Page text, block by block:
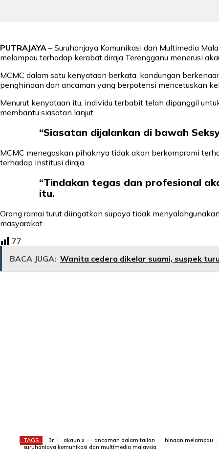
PUTRAJAYA – Suruhanjaya Komunikasi dan Multimedia
melampau terhadap kerabat diraja Terengganu menerusi
MCMC dalam satu kenyataan berkata, kandungan
penghinaan dan ancaman yang berpotensi mencetuskan
Menurut kenyataan itu, individu terbabit telah dipanggil
membantu siasatan lanjut.
“Siasatan dijalankan di bawah
MCMC menegaskan pihaknya tidak akan berkompromi
terhadap institusi diraja.
“Tindakan tegas dan profesional
itu.
Orang ramai turut diingatkan supaya tidak
masyarakat.
77
BACA JUGA: Wanita cedera dikelar suami, suspek
TAGS 3r akaun x ancaman dalam talian
hinaan melampau
suruhanjaya komunikasi dan multimedia malaysia